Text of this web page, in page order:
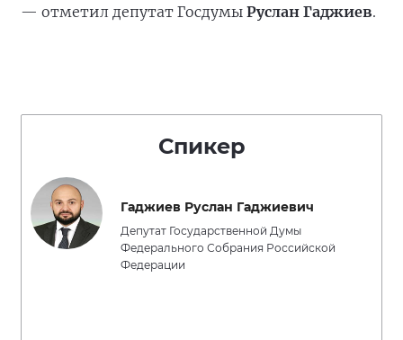
— отметил депутат Госдумы Руслан Гаджиев.
Спикер
Гаджиев Руслан Гаджиевич
Депутат Государственной Думы
Федерального Собрания Российской
Федерации